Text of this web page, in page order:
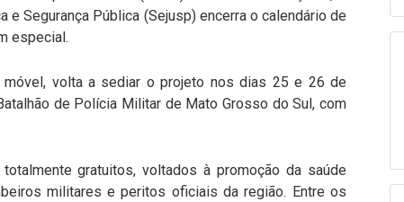
e Segurança Pública (Sejusp) encerra o calendário de
especial.
volta a sediar o projeto nos dias 25 e 26 de
de Polícia Militar de Mato Grosso do Sul, com
gratuitos, voltados à promoção da saúde
militares e peritos oficiais da região. Entre os